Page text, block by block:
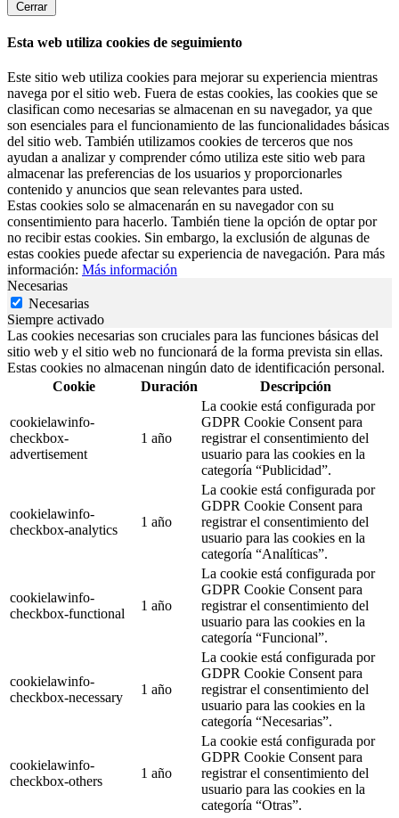
Cerrar
Esta web utiliza cookies de seguimiento
Este sitio web utiliza cookies para mejorar su experiencia mientras
navega por el sitio web. Fuera de estas cookies, las cookies que se
clasifican como necesarias se almacenan en su navegador, ya que
son esenciales para el funcionamiento de las funcionalidades básicas
del sitio web. También utilizamos cookies de terceros que nos
ayudan a analizar y comprender cómo utiliza este sitio web para
almacenar las preferencias de los usuarios y proporcionarles
contenido y anuncios que sean relevantes para usted.
Estas cookies solo se almacenarán en su navegador con su
consentimiento para hacerlo. También tiene la opción de optar por
no recibir estas cookies. Sin embargo, la exclusión de algunas de
estas cookies puede afectar su experiencia de navegación. Para más
información: Más información
Necesarias
Necesarias
Siempre activado
Las cookies necesarias son cruciales para las funciones básicas del
sitio web y el sitio web no funcionará de la forma prevista sin ellas.
Estas cookies no almacenan ningún dato de identificación personal.
Cookie
Duración Descripción
cookielawinfo-
checkbox-
advertisement
1 año
La cookie está configurada por
GDPR Cookie Consent para
registrar el consentimiento del
usuario para las cookies en la
categoría “Publicidad”.
cookielawinfo-
checkbox-analytics
1 año
La cookie está configurada por
GDPR Cookie Consent para
registrar el consentimiento del
usuario para las cookies en la
categoría “Analíticas”.
cookielawinfo-
checkbox-functional
1 año
La cookie está configurada por
GDPR Cookie Consent para
registrar el consentimiento del
usuario para las cookies en la
categoría “Funcional”.
cookielawinfo-
checkbox-necessary
1 año
La cookie está configurada por
GDPR Cookie Consent para
registrar el consentimiento del
usuario para las cookies en la
categoría “Necesarias”.
cookielawinfo-
checkbox-others
1 año
La cookie está configurada por
GDPR Cookie Consent para
registrar el consentimiento del
usuario para las cookies en la
categoría “Otras”.